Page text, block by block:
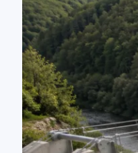
zaobserwuj nas